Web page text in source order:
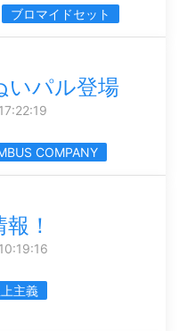
ブロマイドセット
いパル登場
COMPANY
！
主義